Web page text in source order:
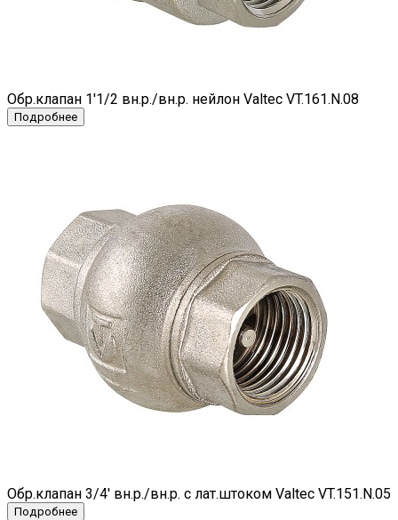
Обр.клапан 1'1/2 вн.р./вн.р. нейлон Valtec VT.161.N.08
Обр.клапан 3/4' вн.р./вн.р. с лат.штоком Valtec VT.151.N.05